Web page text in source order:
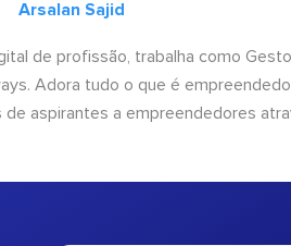
Arsalan Sajid
de profissão, trabalha como
Adora tudo o que é
aspirantes a empreendedores